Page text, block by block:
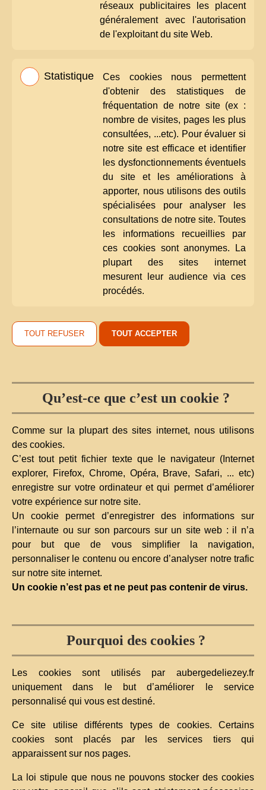
réseaux publicitaires les placent
généralement avec l'autorisation
de l'exploitant du site Web.
Statistique
Ces cookies nous permettent
d'obtenir des statistiques de
fréquentation de notre site (ex :
nombre de visites, pages les plus
consultées, ...etc). Pour évaluer si
notre site est efficace et identifier
les dysfonctionnements éventuels
du site et les améliorations à
apporter, nous utilisons des outils
spécialisées pour analyser les
consultations de notre site. Toutes
les informations recueillies par
ces cookies sont anonymes. La
plupart des sites internet
mesurent leur audience via ces
procédés.
TOUT REFUSER TOUT ACCEPTER
Qu’est-ce que c’est un cookie ?
Comme sur la plupart des sites internet, nous utilisons
des cookies.
C’est tout petit fichier texte que le navigateur (Internet
explorer, Firefox, Chrome, Opéra, Brave, Safari, ... etc)
enregistre sur votre ordinateur et qui permet d’améliorer
votre expérience sur notre site.
Un cookie permet d’enregistrer des informations sur
l’internaute ou sur son parcours sur un site web : il n’a
pour but que de vous simplifier la navigation,
personnaliser le contenu ou encore d’analyser notre trafic
sur notre site internet.
Un cookie n’est pas et ne peut pas contenir de virus.
Pourquoi des cookies ?
Les cookies sont utilisés par aubergedeliezey.fr
uniquement dans le but d’améliorer le service
personnalisé qui vous est destiné.
Ce site utilise différents types de cookies. Certains
cookies sont placés par les services tiers qui
apparaissent sur nos pages.
La loi stipule que nous ne pouvons stocker des cookies